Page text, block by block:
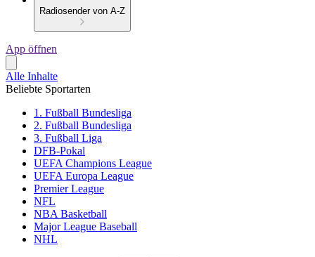
Radiosender von A-Z
App öffnen
Alle Inhalte
Beliebte Sportarten
1. Fußball Bundesliga
2. Fußball Bundesliga
3. Fußball Liga
DFB-Pokal
UEFA Champions League
UEFA Europa League
Premier League
NFL
NBA Basketball
Major League Baseball
NHL